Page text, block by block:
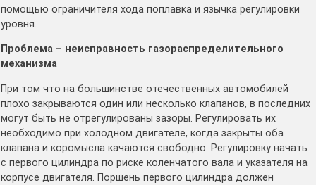
помощью ограничителя хода поплавка и язычка регулировки
уровня.
Проблема – неисправность газораспределительного
механизма
При том что на большинстве отечественных автомобилей
плохо закрываются один или несколько клапанов, в последних
могут быть не отрегулированы зазоры. Регулировать их
необходимо при холодном двигателе, когда закрыты оба
клапана и коромысла качаются свободно. Регулировку начать
с первого цилиндра по риске коленчатого вала и указателя на
корпусе двигателя. Поршень первого цилиндра должен